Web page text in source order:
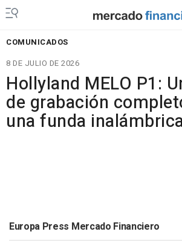
COMUNICADOS
8 DE JULIO DE 2026
Hollyland MELO P1:
de grabación
una funda
Europa Press Mercado Financiero